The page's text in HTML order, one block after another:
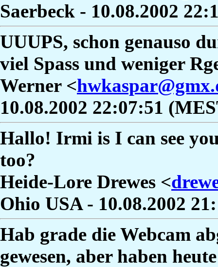
Saerbeck - 10.08.2002
UUUPS, schon genauso
viel Spass und weniger
Werner <
10.08.2002 22:07:51
Hallo! Irmi is I can see
too?
Heide-Lore Drewes <
Ohio USA - 10.08.2002
Hab grade die Webcam
gewesen, aber haben